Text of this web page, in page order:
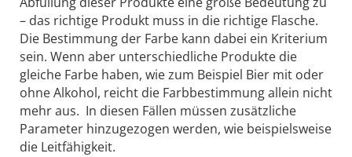
– das richtige Produkt muss in die richtige Flasche.
Die Bestimmung der Farbe kann dabei ein Kriterium
sein. Wenn aber unterschiedliche Produkte die
gleiche Farbe haben, wie zum Beispiel Bier mit oder
ohne Alkohol, reicht die Farbbestimmung allein nicht
mehr aus. In diesen Fällen müssen zusätzliche
Parameter hinzugezogen werden, wie beispielsweise
die Leitfähigkeit.